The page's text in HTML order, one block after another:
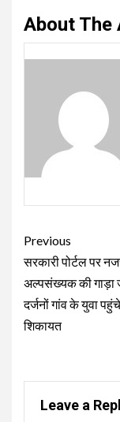
About The
Continue
Reading
Previous
सरकारी पोर्टल पर
अल्पसंख्यक की गाड़ा
दर्जनों गांव के युवा
शिकायत
Leave a